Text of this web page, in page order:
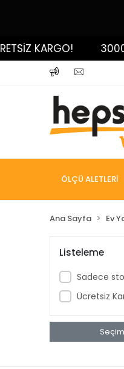
KARGO! 3000
ÖLÇÜ ALETLERİ
Ana Sayfa Ev
Listeleme
Sadece
Ücretsiz